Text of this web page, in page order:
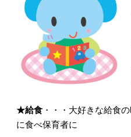
★給食・・・大好きな給食
に食べ保育者に